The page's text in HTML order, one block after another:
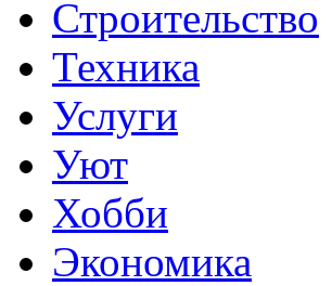
Строительство
Техника
Услуги
Уют
Хобби
Экономика